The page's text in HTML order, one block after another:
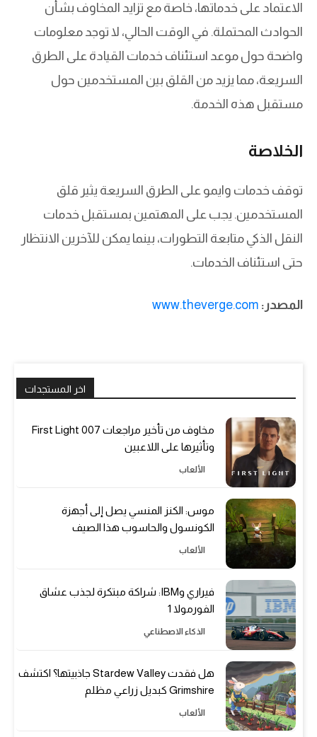
الاعتماد على خدماتها، خاصة مع تزايد المخاوف بشأن
الحوادث المحتملة. في الوقت الحالي، لا توجد معلومات
واضحة حول موعد استئناف خدمات القيادة على الطرق
السريعة، مما يزيد من القلق بين المستخدمين حول
مستقبل هذه الخدمة.
الخلاصة
توقف خدمات وايمو على الطرق السريعة يثير قلق
المستخدمين. يجب على المهتمين بمستقبل خدمات
النقل الذكي متابعة التطورات، بينما يمكن للآخرين الانتظار
حتى استئناف الخدمات.
المصدر: www.theverge.com
اخر المستجدات
مخاوف من تأخير مراجعات 007 First Light
وتأثيرها على اللاعبين
الألعاب
موس: الكنز المنسي يصل إلى أجهزة
الكونسول والحاسوب هذا الصيف
الألعاب
فيراري وIBM: شراكة مبتكرة لجذب عشاق
الفورمولا 1
الذكاء الاصطناعي
هل فقدت Stardew Valley جاذبيتها؟ اكتشف
Grimshire كبديل زراعي مظلم
الألعاب